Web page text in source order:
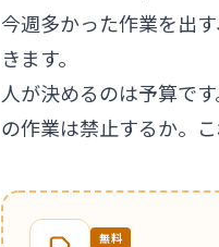
今週多かった作業を出
きます。
人が決めるのは予算で
の作業は禁止するか。
無料